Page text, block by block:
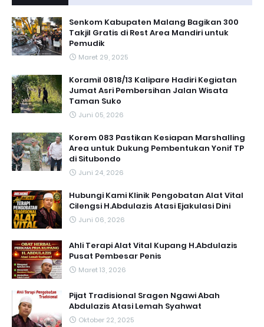
Senkom Kabupaten Malang Bagikan 300
Takjil Gratis di Rest Area Mandiri untuk
Pemudik
Maret 29, 2025
Koramil 0818/13 Kalipare Hadiri Kegiatan
Jumat Asri Pembersihan Jalan Wisata
Taman Suko
Juni 05, 2026
Korem 083 Pastikan Kesiapan Marshalling
Area untuk Dukung Pembentukan Yonif TP
di Situbondo
Juni 24, 2026
Hubungi Kami Klinik Pengobatan Alat Vital
Cilengsi H.Abdulazis Atasi Ejakulasi Dini
Juni 06, 2026
Ahli Terapi Alat Vital Kupang H.Abdulazis
Pusat Pembesar Penis
Maret 13, 2026
Pijat Tradisional Sragen Ngawi Abah
Abdulazis Atasi Lemah Syahwat
Oktober 22, 2025